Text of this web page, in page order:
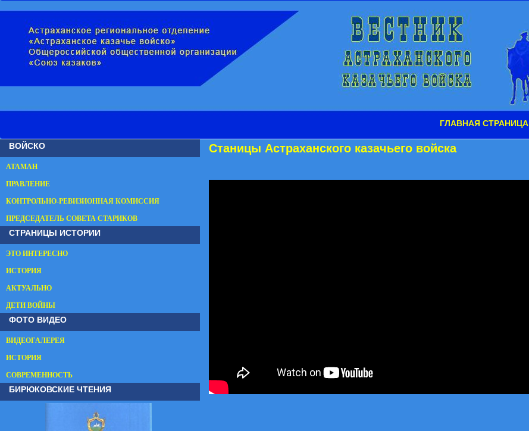
ГЛАВНАЯ СТРАНИЦА
ВОЙСКО
АТАМАН
ПРАВЛЕНИЕ
КОНТРОЛЬНО-РЕВИЗИОННАЯ КОМИССИЯ
ПРЕДСЕДАТЕЛЬ СОВЕТА СТАРИКОВ
СТРАНИЦЫ ИСТОРИИ
ЭТО ИНТЕРЕСНО
ИСТОРИЯ
АКТУАЛЬНО
ДЕТИ ВОЙНЫ
ФОТО ВИДЕО
ВИДЕОГАЛЕРЕЯ
ИСТОРИЯ
СОВРЕМЕННОСТЬ
БИРЮКОВСКИЕ ЧТЕНИЯ
Станицы Астраханского казачьего войска